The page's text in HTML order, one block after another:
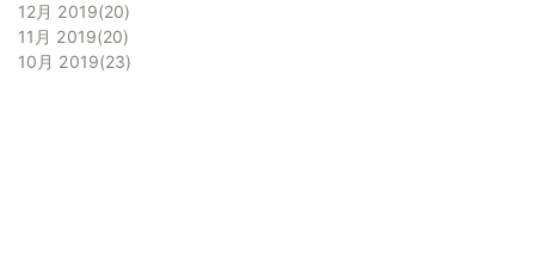
12月 2019 20
11月 2019 20
10月 2019 23